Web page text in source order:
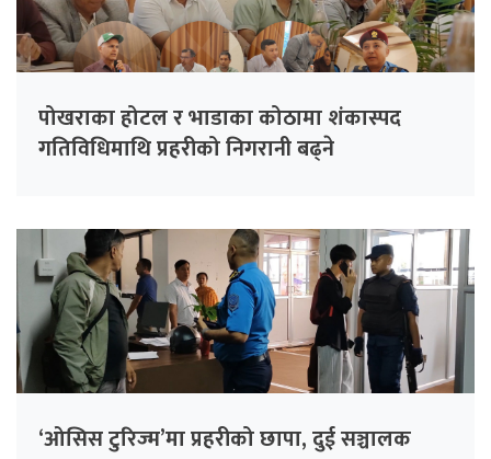
पोखराका होटल र भाडाका कोठामा शंकास्पद
गतिविधिमाथि प्रहरीको निगरानी बढ्ने
‘ओसिस टुरिज्म’मा प्रहरीको छापा, दुई सञ्चालक